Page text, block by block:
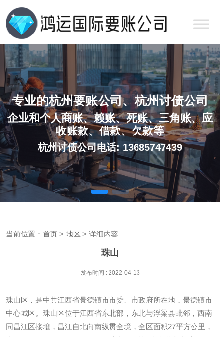
专业的杭州要账公司、杭州讨债公司
企业和个人商账、赖账、死账、三角账、应
收账款、借款、欠款等
杭州讨债公司电话: 13685747439
当前位置： 首页 > 地区 > 详细内容
珠山
发布时间 : 2022-04-13
珠山区，是中共江西省景德镇市市委、市政府所在地，景德镇市
中心城区。珠山区位于江西省东北部，东北与浮梁县毗邻，西南
同昌江区接壤，昌江自北向南纵贯全境，全区面积27平方公里，